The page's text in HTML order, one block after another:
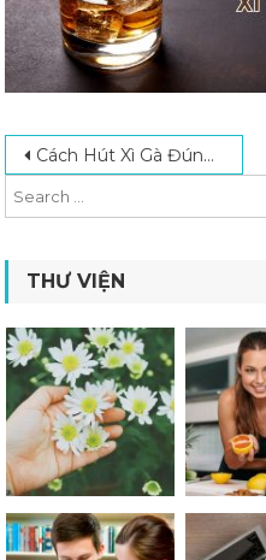
Post
Cách Hút Xì Gà Đúng Kỹ Thuật, Tận Hưởng Trọn Vẹn Hương Vị
THƯ VIỆN